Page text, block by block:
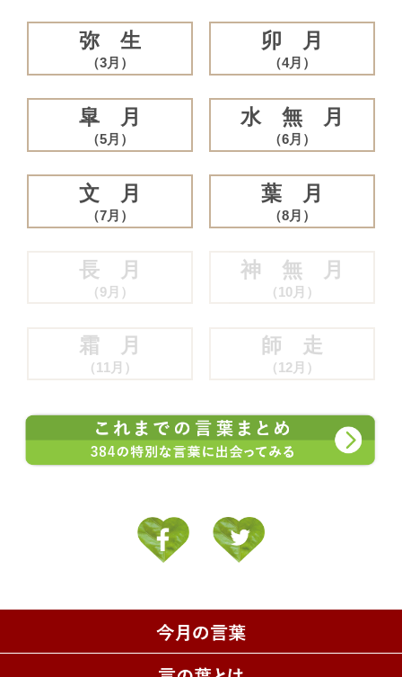
弥 生
（3月）
卯 月
（4月）
皐 月
（5月）
水 無 月
（6月）
文 月
（7月）
葉 月
（8月）
長 月
（9月）
神 無 月
（10月）
霜 月
（11月）
師 走
（12月）